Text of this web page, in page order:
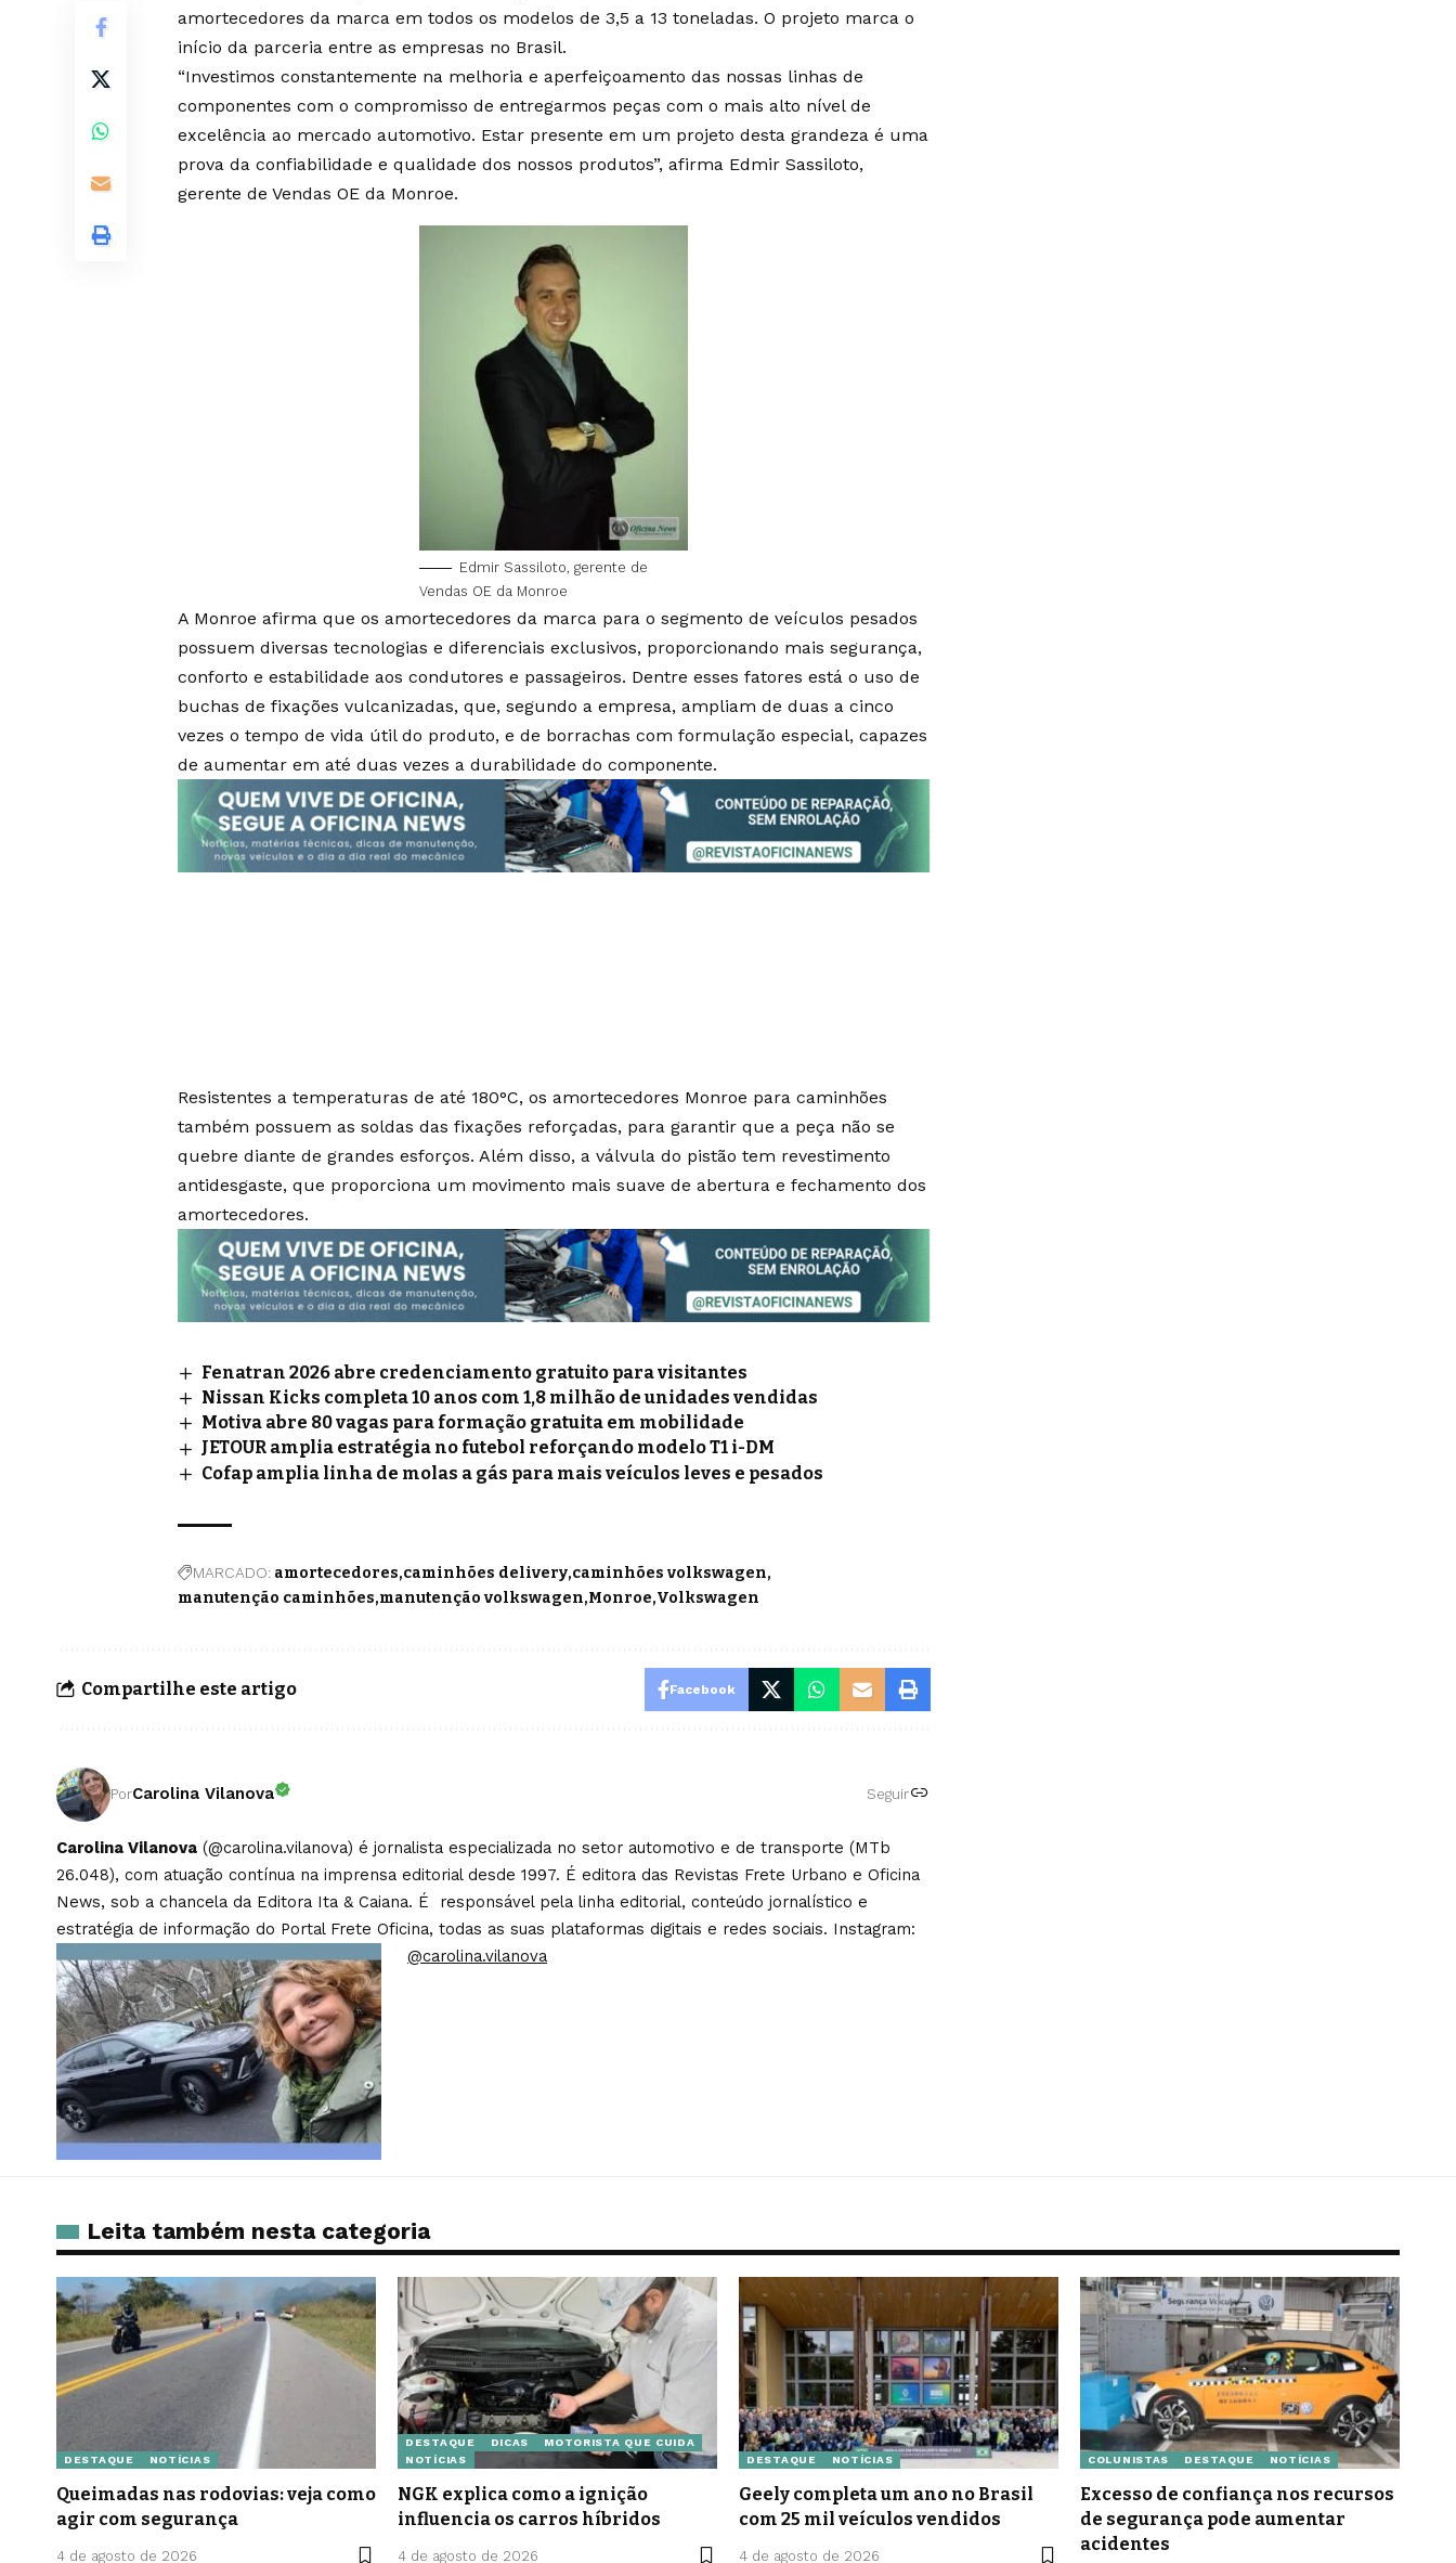
amortecedores da marca em todos os modelos de 3,5 a 13 toneladas. O projeto marca o
início da parceria entre as empresas no Brasil.
“Investimos constantemente na melhoria e aperfeiçoamento das nossas linhas de
componentes com o compromisso de entregarmos peças com o mais alto nível de
excelência ao mercado automotivo. Estar presente em um projeto desta grandeza é uma
prova da confiabilidade e qualidade dos nossos produtos”, afirma Edmir Sassiloto,
gerente de Vendas OE da Monroe.
Edmir Sassiloto, gerente de
Vendas OE da Monroe
A Monroe afirma que os amortecedores da marca para o segmento de veículos pesados
possuem diversas tecnologias e diferenciais exclusivos, proporcionando mais segurança,
conforto e estabilidade aos condutores e passageiros. Dentre esses fatores está o uso de
buchas de fixações vulcanizadas, que, segundo a empresa, ampliam de duas a cinco
vezes o tempo de vida útil do produto, e de borrachas com formulação especial, capazes
de aumentar em até duas vezes a durabilidade do componente.
Resistentes a temperaturas de até 180°C, os amortecedores Monroe para caminhões
também possuem as soldas das fixações reforçadas, para garantir que a peça não se
quebre diante de grandes esforços. Além disso, a válvula do pistão tem revestimento
antidesgaste, que proporciona um movimento mais suave de abertura e fechamento dos
amortecedores.
Fenatran 2026 abre credenciamento gratuito para visitantes
Nissan Kicks completa 10 anos com 1,8 milhão de unidades vendidas
Motiva abre 80 vagas para formação gratuita em mobilidade
JETOUR amplia estratégia no futebol reforçando modelo T1 i-DM
Cofap amplia linha de molas a gás para mais veículos leves e pesados
MARCADO: amortecedores caminhões delivery caminhões volkswagen
manutenção caminhões manutenção volkswagen Monroe Volkswagen
Compartilhe este artigo Facebook
PorCarolina Vilanova Seguir
Carolina Vilanova (@carolina.vilanova) é jornalista especializada no setor automotivo e de transporte (MTb
26.048), com atuação contínua na imprensa editorial desde 1997. É editora das Revistas Frete Urbano e Oficina
News, sob a chancela da Editora Ita & Caiana. É responsável pela linha editorial, conteúdo jornalístico e
estratégia de informação do Portal Frete Oficina, todas as suas plataformas digitais e redes sociais. Instagram:
@carolina.vilanova
Leita também nesta categoria
DESTAQUE NOTÍCIAS
Queimadas nas rodovias: veja como
agir com segurança
4 de agosto de 2026
DESTAQUE DICAS
MOTORISTA QUE CUIDA
NOTÍCIAS
NGK explica como a ignição
influencia os carros híbridos
4 de agosto de 2026
DESTAQUE NOTÍCIAS
Geely completa um ano no Brasil
com 25 mil veículos vendidos
4 de agosto de 2026
COLUNISTAS DESTAQUE NOTÍCIAS
Excesso de confiança nos recursos
de segurança pode aumentar
acidentes